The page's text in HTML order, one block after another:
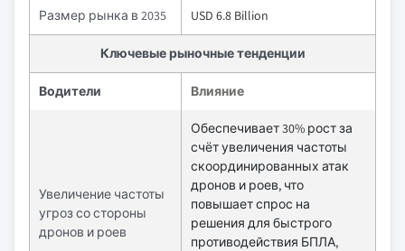
Размер рынка в 2035 USD 6.8 Billion
Ключевые рыночные тенденции
Водители Влияние
Увеличение частоты
угроз со стороны
дронов и роев
Обеспечивает 30% рост за
счёт увеличения частоты
скоординированных атак
дронов и роев, что
повышает спрос на
решения для быстрого
противодействия БПЛА,